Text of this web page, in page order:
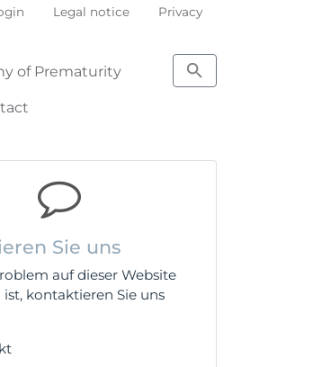
Legal notice Privacy
of Prematurity
Sie uns
auf dieser Website
kontaktieren Sie uns